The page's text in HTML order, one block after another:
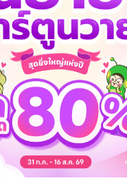
นั้นอาจหมายถึงเวลาของการ
pdf,
12 มิ
445 หน้า (≈